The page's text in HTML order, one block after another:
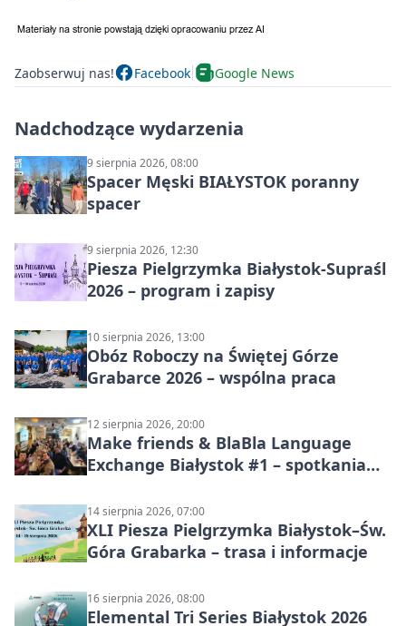
Zaobserwuj nas! Facebook Google News
Nadchodzące wydarzenia
9 sierpnia 2026, 08:00
Spacer Męski BIAŁYSTOK poranny
spacer
9 sierpnia 2026, 12:30
Piesza Pielgrzymka Białystok-Supraśl
2026 – program i zapisy
10 sierpnia 2026, 13:00
Obóz Roboczy na Świętej Górze
Grabarce 2026 – wspólna praca
12 sierpnia 2026, 20:00
Make friends & BlaBla Language
Exchange Białystok #1 – spotkania
14 sierpnia 2026, 07:00
XLI Piesza Pielgrzymka Białystok–Św.
Góra Grabarka – trasa i informacje
16 sierpnia 2026, 08:00
Elemental Tri Series Białystok 2026